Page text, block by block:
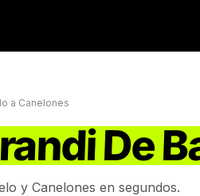
a Canelones
De
y Canelones en segundos.